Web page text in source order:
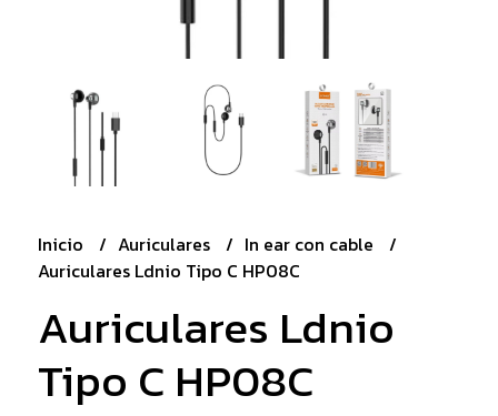
Inicio Auriculares
In ear con cable
Auriculares Ldnio Tipo C HP08C
Auriculares Ldnio
Tipo C HP08C